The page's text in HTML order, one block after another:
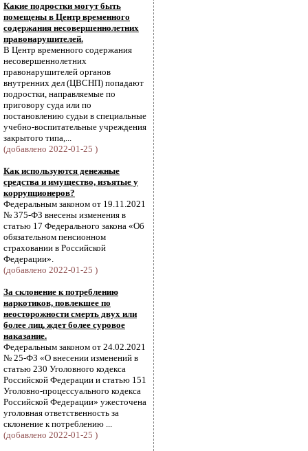
Какие подростки могут быть
помещены в Центр временного
содержания несовершеннолетних
правонарушителей.
В Центр временного содержания
несовершеннолетних
правонарушителей органов
внутренних дел (ЦВСНП) попадают
подростки, направляемые по
приговору суда или по
постановлению судьи в специальные
учебно-воспитательные учреждения
закрытого типа,...
(добавлено 2022-01-25 )
Как используются денежные
средства и имущество, изъятые у
коррупционеров?
Федеральным законом от 19.11.2021
№ 375-ФЗ внесены изменения в
статью 17 Федерального закона «Об
обязательном пенсионном
страховании в Российской
Федерации».
(добавлено 2022-01-25 )
За склонение к потреблению
наркотиков, повлекшее по
неосторожности смерть двух или
более лиц, ждет более суровое
наказание.
Федеральным законом от 24.02.2021
№ 25-ФЗ «О внесении изменений в
статью 230 Уголовного кодекса
Российской Федерации и статью 151
Уголовно-процессуального кодекса
Российской Федерации» ужесточена
уголовная ответственность за
склонение к потреблению ...
(добавлено 2022-01-25 )